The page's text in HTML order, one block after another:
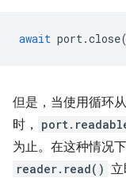
await port.close
但是，当使用循环
时，
为止。在这种情况
reader.read()